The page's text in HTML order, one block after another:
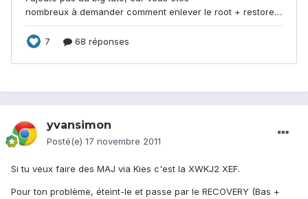
yvansimon
Posté(e) 17 novembre 2011
Si tu veux faire des MAJ via Kies c'est la XWKJ2 XEF.
Pour ton problème, éteint-le et passe par le RECOVERY (Bas +